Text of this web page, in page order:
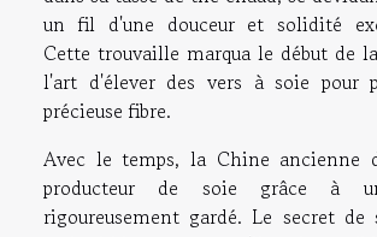
un fil d'une douceur et solidité
Cette trouvaille marqua le début de
l'art d'élever des vers à soie pour
précieuse fibre.
Avec le temps, la Chine ancienne
producteur de soie grâce à
rigoureusement gardé. Le secret de